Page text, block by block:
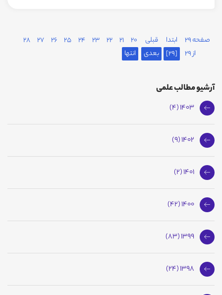
صفحه 29
از 29
ابتدا قبلی 20
21
22
23
24
25
26
27
28
[29]
بعدی انتها
آرشیو مطالب علمی
1403 (4)
1402 (9)
1401 (2)
1400 (42)
1399 (83)
1398 (24)